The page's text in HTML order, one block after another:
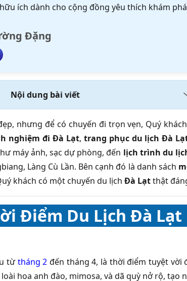
ích dành cho cộng đồng yêu thích khám
Đặng
Nội dung bài viết
nhưng để có chuyến đi trọn vẹn, Quý
nghiệm đi Đà Lạt, trang phục du lịch Đà
máy ảnh, sạc dự phòng, đến lịch trình du
Làng Cù Lần. Bên cạnh đó là danh sách
khách có một chuyến du lịch Đà Lạtthật
Điểm Du Lịch Đà Lạt
từtháng 2 đến tháng 4, là thời điểm tuyệt
hoa anh đào, mimosa, và dã quỳ nở rộ, tạo